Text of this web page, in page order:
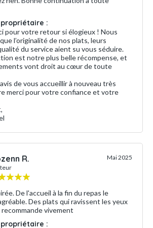
:
pour votre retour si élogieux ! Nous
l’originalité de nos plats, leurs
du service aient su vous séduire.
est notre plus belle récompense, et
vont droit au cœur de toute
de vous accueillir à nouveau très
merci pour votre confiance et votre
R. Mai 2025
repas le
ravissent les yeux
papilles. Je recommande vivement
: